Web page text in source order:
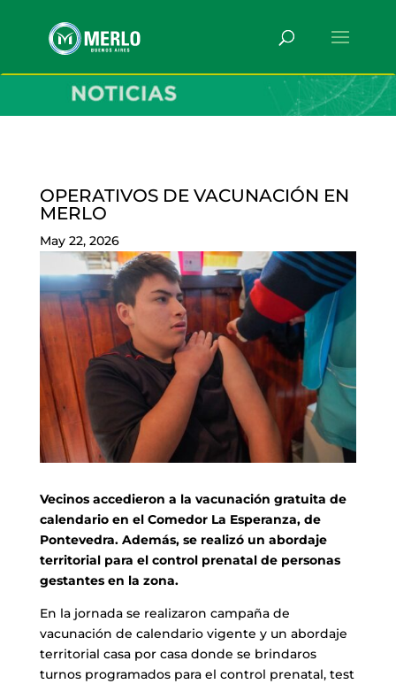
OPERATIVOS DE VACUNACIÓN EN
MERLO
May 22, 2026
Vecinos accedieron a la vacunación gratuita de
calendario en el Comedor La Esperanza, de
Pontevedra. Además, se realizó un abordaje
territorial para el control prenatal de personas
gestantes en la zona.
En la jornada se realizaron campaña de
vacunación de calendario vigente y un abordaje
territorial casa por casa donde se brindaros
turnos programados para el control prenatal, test